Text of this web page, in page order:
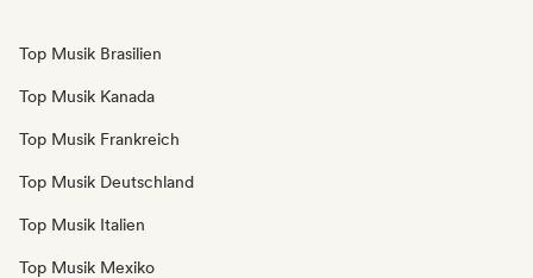
Top Musik Brasilien
Top Musik Kanada
Top Musik Frankreich
Top Musik Deutschland
Top Musik Italien
Top Musik Mexiko